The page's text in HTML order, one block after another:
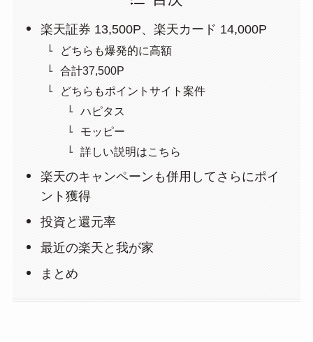
楽天証券 13,500P、楽天カード 14,000P
どちらも爆発的に高額
合計37,500P
どちらもポイントサイト案件
ハピタス
モッピー
詳しい説明はこちら
楽天のキャンペーンも併用してさらにポイ
ント獲得
投資と還元率
最近の楽天と我が家
まとめ